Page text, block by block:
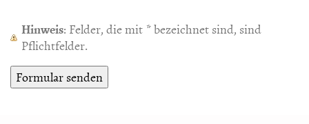
Hinweis : Felder, die mit *bezeichnet sind, sind
Pflichtfelder.